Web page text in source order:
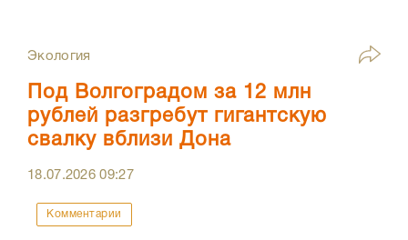
Экология
Под Волгоградом за 12 млн
рублей разгребут гигантскую
свалку вблизи Дона
18.07.202609:27
Комментарии